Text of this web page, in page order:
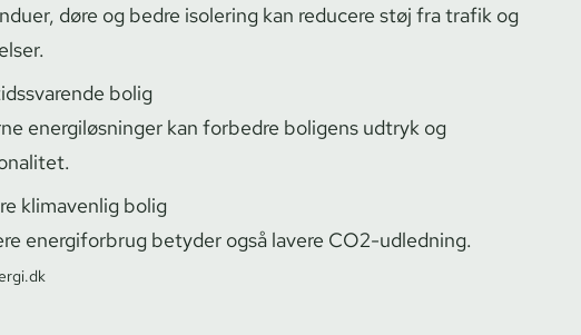
døre og bedre isolering kan reducere støj fra trafik og
bolig
ener­gi­løs­nin­ger kan forbedre boligens udtryk og
klimavenlig bolig
energiforbrug betyder også lavere CO2-udledning.